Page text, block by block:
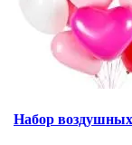
Набор